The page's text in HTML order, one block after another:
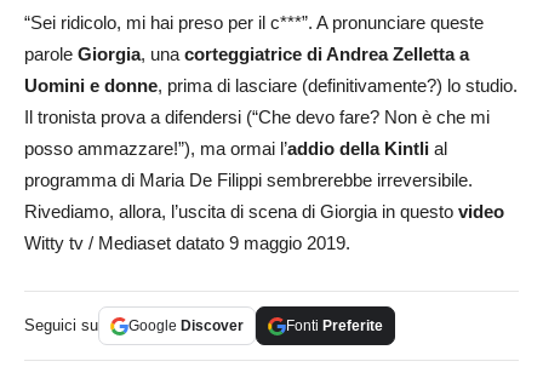
“Sei ridicolo, mi hai preso per il c***”. A pronunciare queste
parole Giorgia, unacorteggiatrice di Andrea Zelletta a
Uomini e donne, prima di lasciare (definitivamente?) lo studio.
Il tronista prova a difendersi (“Che devo fare? Non è che mi
posso ammazzare!”), ma ormai l’addio della Kintli al
programma di Maria De Filippi sembrerebbe irreversibile.
Rivediamo, allora, l’uscita di scena di Giorgia in questo video
Witty tv / Mediaset datato 9 maggio 2019.
Seguici su Google Discover Fonti Preferite